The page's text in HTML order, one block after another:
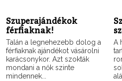
Szuperajándékok
férfiaknak!
Talán a legnehezebb dolog a
férfiaknak ajándékot vásárolni
karácsonykor. Azt szokták
mondani a nők szinte
mindennek...
A